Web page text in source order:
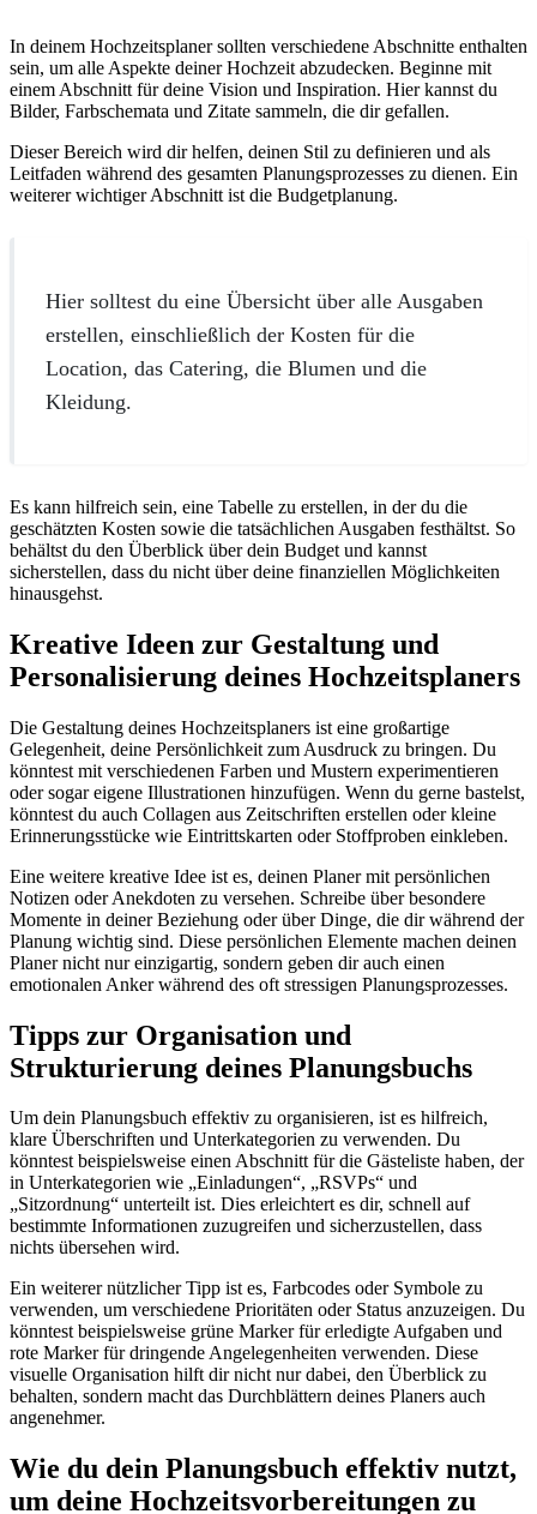
In deinem Hochzeitsplaner sollten verschiedene Abschnitte enthalten
sein, um alle Aspekte deiner Hochzeit abzudecken. Beginne mit
einem Abschnitt für deine Vision und Inspiration. Hier kannst du
Bilder, Farbschemata und Zitate sammeln, die dir gefallen.
Dieser Bereich wird dir helfen, deinen Stil zu definieren und als
Leitfaden während des gesamten Planungsprozesses zu dienen. Ein
weiterer wichtiger Abschnitt ist die Budgetplanung.
Hier solltest du eine Übersicht über alle Ausgaben
erstellen, einschließlich der Kosten für die
Location, das Catering, die Blumen und die
Kleidung.
Es kann hilfreich sein, eine Tabelle zu erstellen, in der du die
geschätzten Kosten sowie die tatsächlichen Ausgaben festhältst. So
behältst du den Überblick über dein Budget und kannst
sicherstellen, dass du nicht über deine finanziellen Möglichkeiten
hinausgehst.
Kreative Ideen zur Gestaltung und
Personalisierung deines Hochzeitsplaners
Die Gestaltung deines Hochzeitsplaners ist eine großartige
Gelegenheit, deine Persönlichkeit zum Ausdruck zu bringen. Du
könntest mit verschiedenen Farben und Mustern experimentieren
oder sogar eigene Illustrationen hinzufügen. Wenn du gerne bastelst,
könntest du auch Collagen aus Zeitschriften erstellen oder kleine
Erinnerungsstücke wie Eintrittskarten oder Stoffproben einkleben.
Eine weitere kreative Idee ist es, deinen Planer mit persönlichen
Notizen oder Anekdoten zu versehen. Schreibe über besondere
Momente in deiner Beziehung oder über Dinge, die dir während der
Planung wichtig sind. Diese persönlichen Elemente machen deinen
Planer nicht nur einzigartig, sondern geben dir auch einen
emotionalen Anker während des oft stressigen Planungsprozesses.
Tipps zur Organisation und
Strukturierung deines Planungsbuchs
Um dein Planungsbuch effektiv zu organisieren, ist es hilfreich,
klare Überschriften und Unterkategorien zu verwenden. Du
könntest beispielsweise einen Abschnitt für die Gästeliste haben, der
in Unterkategorien wie „Einladungen“, „RSVPs“ und
„Sitzordnung“ unterteilt ist. Dies erleichtert es dir, schnell auf
bestimmte Informationen zuzugreifen und sicherzustellen, dass
nichts übersehen wird.
Ein weiterer nützlicher Tipp ist es, Farbcodes oder Symbole zu
verwenden, um verschiedene Prioritäten oder Status anzuzeigen. Du
könntest beispielsweise grüne Marker für erledigte Aufgaben und
rote Marker für dringende Angelegenheiten verwenden. Diese
visuelle Organisation hilft dir nicht nur dabei, den Überblick zu
behalten, sondern macht das Durchblättern deines Planers auch
angenehmer.
Wie du dein Planungsbuch effektiv nutzt,
um deine Hochzeitsvorbereitungen zu